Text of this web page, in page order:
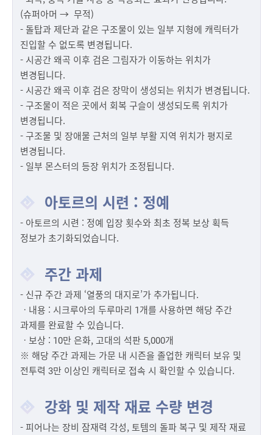
(슈퍼아머 → 무적)
- 돌탑과 제단과 같은 구조물이 있는 일부 지형에 캐릭터가
진입할 수 없도록 변경됩니다.
- 시공간 왜곡 이후 검은 그림자가 이동하는 위치가
변경됩니다.
- 시공간 왜곡 이후 검은 장막이 생성되는 위치가 변경됩니다.
- 구조물이 적은 곳에서 회복 구슬이 생성되도록 위치가
변경됩니다.
- 구조물 및 장애물 근처의 일부 부활 지역 위치가 평지로
변경됩니다.
- 일부 몬스터의 등장 위치가 조정됩니다.
아토르의 시련 : 정예
- 아토르의 시련 : 정예 입장 횟수와 최초 정복 보상 획득
정보가 초기화되었습니다.
주간 과제
- 신규 주간 과제 ‘열풍의 대지로’가 추가됩니다.
ㆍ내용 : 시크루아의 두루마리 1개를 사용하면 해당 주간
과제를 완료할 수 있습니다.
ㆍ보상 : 10만 은화, 고대의 석판 5,000개
※ 해당 주간 과제는 가문 내 시즌을 졸업한 캐릭터 보유 및
전투력 3만 이상인 캐릭터로 접속 시 확인할 수 있습니다.
강화 및 제작 재료 수량 변경
- 피어나는 장비 잠재력 각성, 토템의 돌파 복구 및 제작 재료